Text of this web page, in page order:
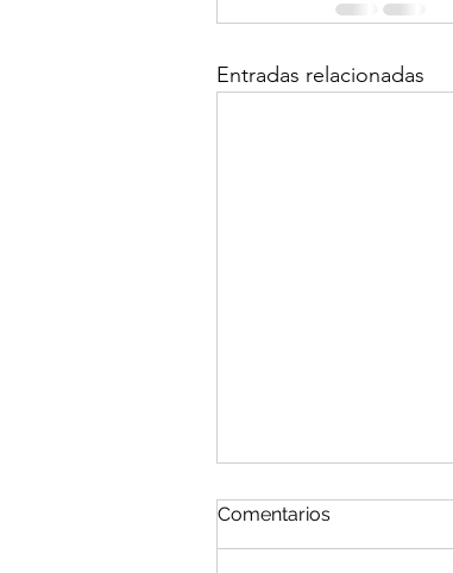
Entradas relacionadas
Comentarios